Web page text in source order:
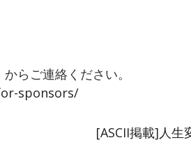
らご連絡ください。
sponsors/
[ASCII掲載]人生